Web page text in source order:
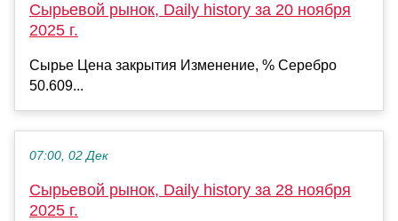
Сырьевой рынок, Daily history за 20 ноября
2025 г.
Сырье Цена закрытия Изменение, % Серебро
50.609...
07:00, 02 Дек
Сырьевой рынок, Daily history за 28 ноября
2025 г.